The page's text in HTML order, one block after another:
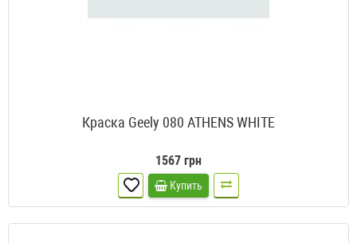
Краска Geely 080 ATHENS WHITE
1567 грн
Купить